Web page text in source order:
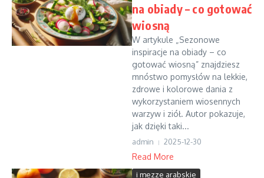
na obiady – co gotować
wiosną
W artykule „Sezonowe
inspiracje na obiady – co
gotować wiosną” znajdziesz
mnóstwo pomysłów na lekkie,
zdrowe i kolorowe dania z
wykorzystaniem wiosennych
warzyw i ziół. Autor pokazuje,
jak dzięki taki...
admin 2025-12-30
Read More
i mezze arabskie